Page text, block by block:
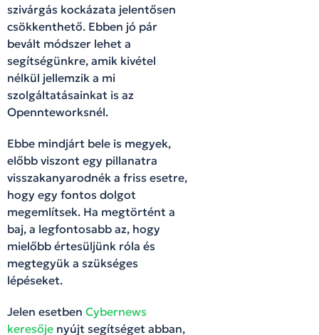
szivárgás kockázata jelentősen
csökkenthető. Ebben jó pár
bevált módszer lehet a
segítségünkre, amik kivétel
nélkül jellemzik a mi
szolgáltatásainkat is az
Opennteworksnél.
Ebbe mindjárt bele is megyek,
előbb viszont egy pillanatra
visszakanyarodnék a friss esetre,
hogy egy fontos dolgot
megemlítsek. Ha megtörtént a
baj, a legfontosabb az, hogy
mielőbb értesüljünk róla és
megtegyük a szükséges
lépéseket.
Jelen esetben Cybernews
keresője nyújt segítséget abban,